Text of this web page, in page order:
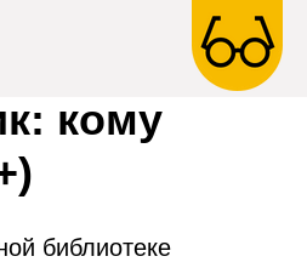
кому
библиотеке